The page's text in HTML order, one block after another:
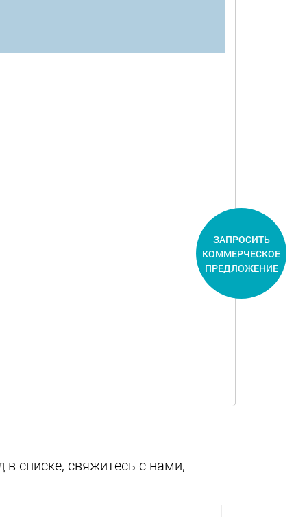
списке, свяжитесь с нами,
ЗАПРОСИТЬ
КОММЕРЧЕСКОЕ
ПРЕДЛОЖЕНИЕ